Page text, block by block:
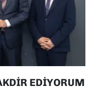
EDİYORUM